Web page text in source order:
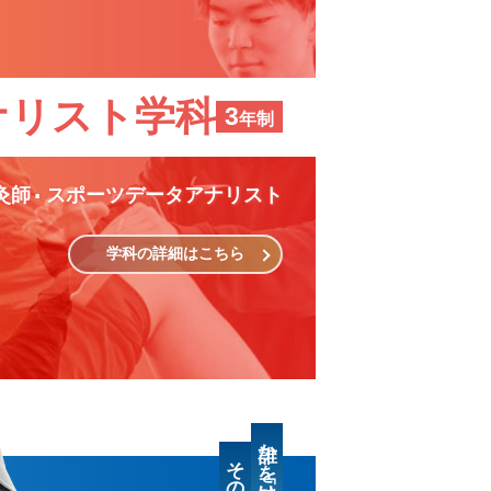
スト学科 3年制
師 スポーツデータアナリスト
学科の詳細はこちら